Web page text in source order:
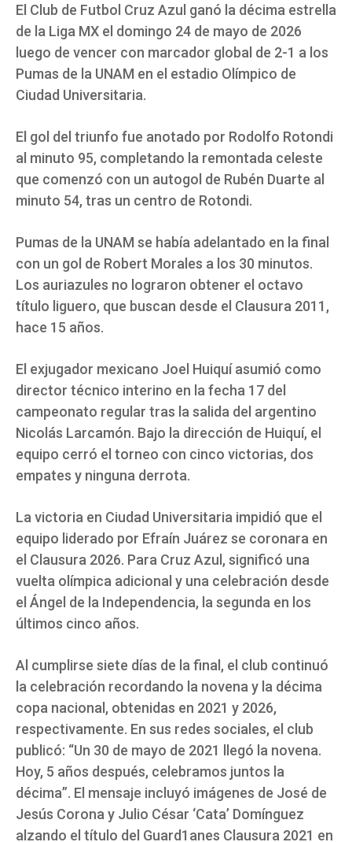
El Club de Futbol Cruz Azul ganó la décima estrella
de la Liga MX el domingo 24 de mayo de 2026
luego de vencer con marcador global de 2-1 a los
Pumas de la UNAM en el estadio Olímpico de
Ciudad Universitaria.
El gol del triunfo fue anotado por Rodolfo Rotondi
al minuto 95, completando la remontada celeste
que comenzó con un autogol de Rubén Duarte al
minuto 54, tras un centro de Rotondi.
Pumas de la UNAM se había adelantado en la final
con un gol de Robert Morales a los 30 minutos.
Los auriazules no lograron obtener el octavo
título liguero, que buscan desde el Clausura 2011,
hace 15 años.
El exjugador mexicano Joel Huiquí asumió como
director técnico interino en la fecha 17 del
campeonato regular tras la salida del argentino
Nicolás Larcamón. Bajo la dirección de Huiquí, el
equipo cerró el torneo con cinco victorias, dos
empates y ninguna derrota.
La victoria en Ciudad Universitaria impidió que el
equipo liderado por Efraín Juárez se coronara en
el Clausura 2026. Para Cruz Azul, significó una
vuelta olímpica adicional y una celebración desde
el Ángel de la Independencia, la segunda en los
últimos cinco años.
Al cumplirse siete días de la final, el club continuó
la celebración recordando la novena y la décima
copa nacional, obtenidas en 2021 y 2026,
respectivamente. En sus redes sociales, el club
publicó: “Un 30 de mayo de 2021 llegó la novena.
Hoy, 5 años después, celebramos juntos la
décima”. El mensaje incluyó imágenes de José de
Jesús Corona y Julio César ‘Cata’ Domínguez
alzando el título del Guard1anes Clausura 2021 en